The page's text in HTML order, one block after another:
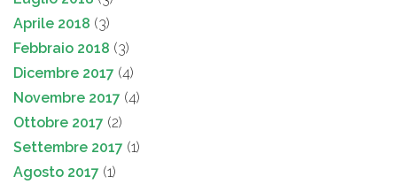
Aprile 2018 (3)
Febbraio 2018 (3)
Dicembre 2017 (4)
Novembre 2017 (4)
Ottobre 2017 (2)
Settembre 2017 (1)
Agosto 2017 (1)